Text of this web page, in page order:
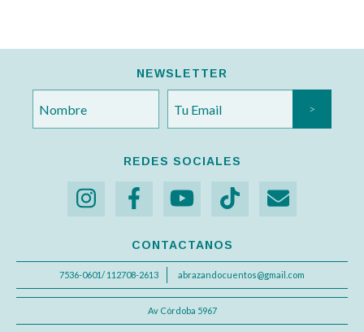
NEWSLETTER
REDES SOCIALES
CONTACTANOS
7536-0601/ 112708-2613 abrazandocuentos@gmail.com
Av Córdoba 5967